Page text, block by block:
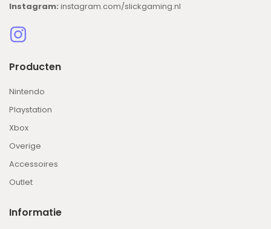
Instagram: instagram.com/slickgaming.nl
Producten
Nintendo
Playstation
Xbox
Overige
Accessoires
Outlet
Informatie